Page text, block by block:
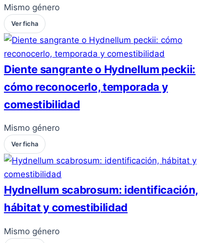
Mismo género
Ver ficha
Diente sangrante o Hydnellum peckii:
cómo reconocerlo, temporada y
comestibilidad
Mismo género
Ver ficha
Hydnellum scabrosum: identificación,
hábitat y comestibilidad
Mismo género